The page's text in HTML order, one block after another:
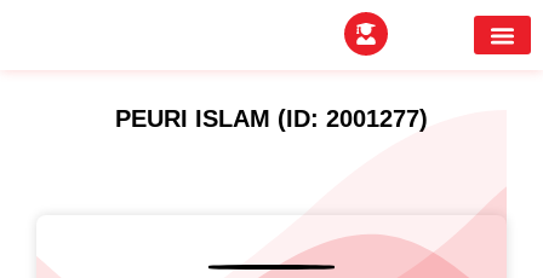
PEURI ISLAM (ID: 2001277)